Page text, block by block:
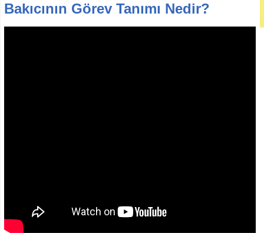
Bakıcının Görev Tanımı Nedir?